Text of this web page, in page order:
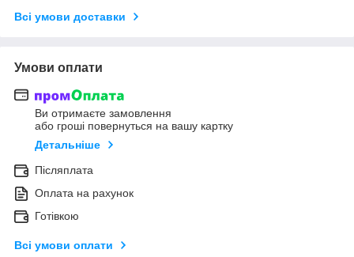
Всі умови доставки
Умови оплати
Ви отримаєте замовлення
або гроші повернуться на вашу картку
Детальніше
Післяплата
Оплата на рахунок
Готівкою
Всі умови оплати